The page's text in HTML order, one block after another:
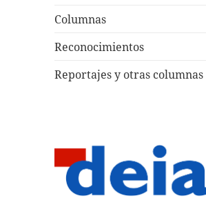
Columnas
Reconocimientos
Reportajes y otras columnas